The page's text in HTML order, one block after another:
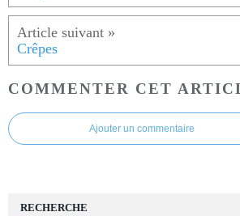
Crêpes
COMMENTER CET
Ajouter un commentaire
RECHERCHE